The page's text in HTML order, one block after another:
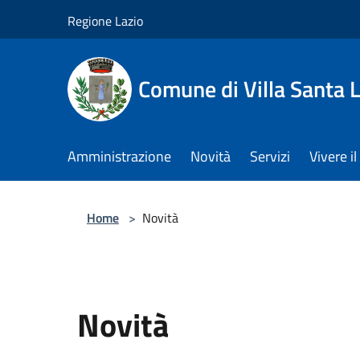
Regione Lazio
Comune di Villa Santa
Amministrazione Novità Servizi Vivere
Home > Novità
Novità